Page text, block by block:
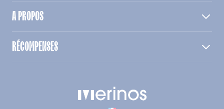
A PROPOS
RÉCOMPENSES